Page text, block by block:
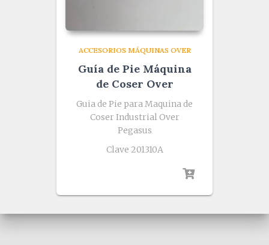
ACCESORIOS MÁQUINAS OVER
Guía de Pie Máquina
de Coser Over
Guia de Pie para Maquina de
Coser Industrial Over
Pegasus
Clave 201310A